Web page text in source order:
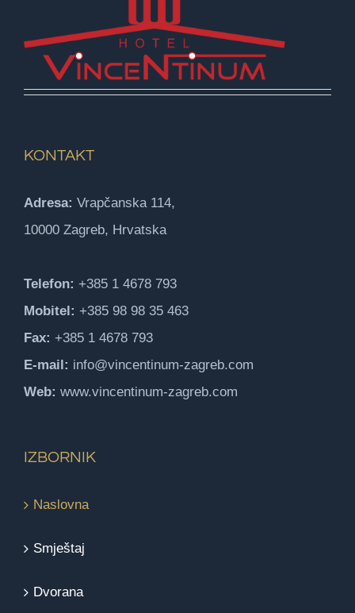
KONTAKT
Adresa: Vrapčanska 114,
10000 Zagreb, Hrvatska
Telefon: +385 1 4678 793
Mobitel: +385 98 98 35 463
Fax: +385 1 4678 793
E-mail: info@vincentinum-zagreb.com
Web: www.vincentinum-zagreb.com
IZBORNIK
Naslovna
Smještaj
Dvorana